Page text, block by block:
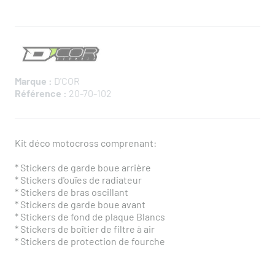
Marque : D'COR
Référence : 20-70-102
Kit déco motocross comprenant:
* Stickers de garde boue arrière
* Stickers d'ouïes de radiateur
* Stickers de bras oscillant
* Stickers de garde boue avant
* Stickers de fond de plaque Blancs
* Stickers de boîtier de filtre à air
* Stickers de protection de fourche